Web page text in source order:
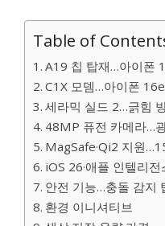
Table of
A19 칩 탑재…아이폰
C1X 모뎀…아이폰
세라믹 실드 2…긁힘
48MP 퓨전 카메라…
MagSafe·Qi2 지원
iOS 26·애플 인텔리전
안전 기능…충돌 감지
환경 이니셔티브